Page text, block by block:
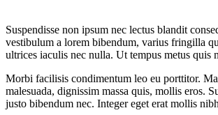
Suspendisse non ipsum nec lectus blandit
vestibulum a lorem bibendum, varius fringilla
ultrices iaculis nec nulla. Ut tempus metus quis
Morbi facilisis condimentum leo eu porttitor.
malesuada, dignissim massa quis, mollis eros.
justo bibendum nec. Integer eget erat mollis